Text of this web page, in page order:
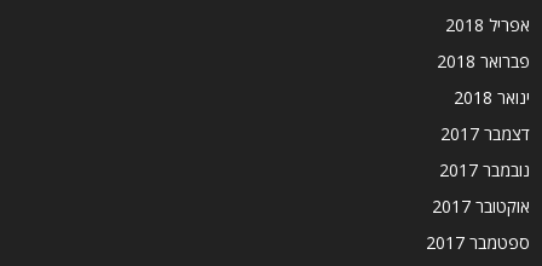
אפריל 2018
פברואר 2018
ינואר 2018
דצמבר 2017
נובמבר 2017
אוקטובר 2017
ספטמבר 2017